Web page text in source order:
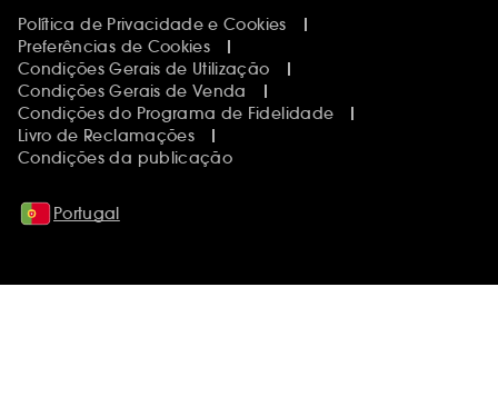
Política de Privacidade e Cookies
Preferências de Cookies
Condições Gerais de Utilização
Condições Gerais de Venda
Condições do Programa de Fidelidade
Livro de Reclamações
Condições da publicação
Portugal